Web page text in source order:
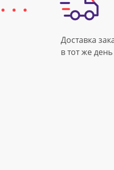
Доставка
в тот же день